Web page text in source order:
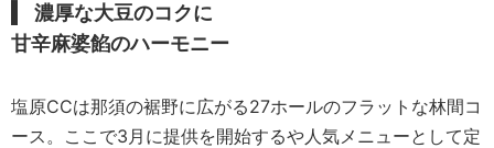
濃厚な大豆のコクに
甘辛麻婆餡のハーモニー
塩原CCは那須の裾野に広がる27ホールのフラットな林間コ
ース。ここで3月に提供を開始するや人気メニューとして定